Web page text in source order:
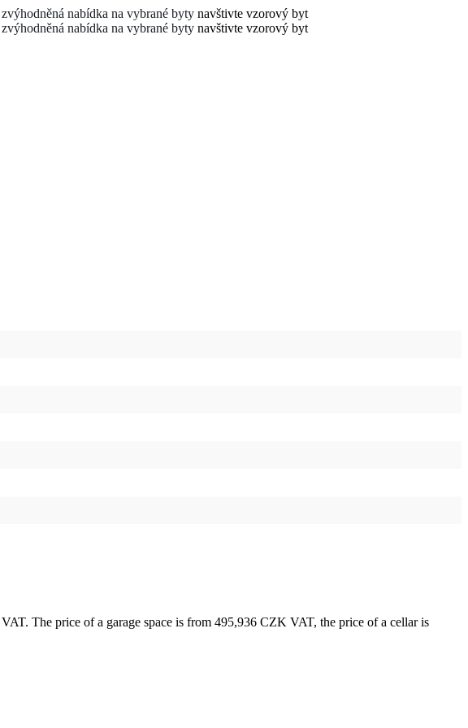
zvýhodněná nabídka na vybrané byty navštivte vzorový byt
zvýhodněná nabídka na vybrané byty navštivte vzorový byt
The price of a garage space is from 495,936 CZK VAT, the price of a cellar is